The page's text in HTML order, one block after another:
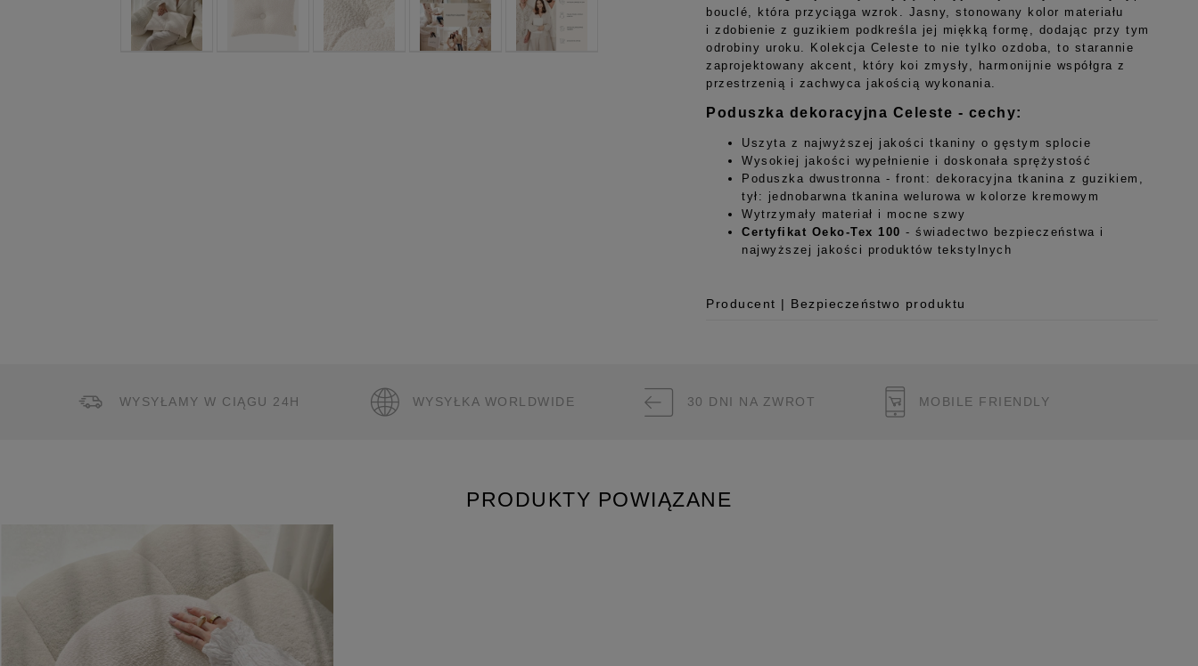
bouclé, która przyciąga wzrok. Jasny, stonowany kolor materiału
i zdobienie z guzikiem podkreśla jej miękką formę, dodając przy tym
odrobiny uroku. Kolekcja Celeste to nie tylko ozdoba, to starannie
zaprojektowany akcent, który koi zmysły, harmonijnie współgra z
przestrzenią i zachwyca jakością wykonania.
Podusz ka dekoracyjna Celeste - cechy:
Uszyta z najwyższej jakości tkaniny o gęstym splocie
Wysokiej jakości wypełnienie i doskonała sprężystość
Poduszka dwustronna - front: dekoracyjna tkanina z guzikiem,
tył: jednobarwna tkanina welurowa w kolorze kremowym
Wytrzymały materiał i mocne szwy
Certyfikat Oeko-Tex 100 - świadectwo bezpieczeństwa i
najwyższej jakości produktów tekstylnych
Producent | Bezpieczeństwo produktu
52-131 Iwiny, Polska
WYSYŁAMY W CIĄGU 24H WYSYŁKA WORLDWIDE 30 DNI NA ZWROT MOBILE FRIENDLY
PRODUKTY POWIĄZANE